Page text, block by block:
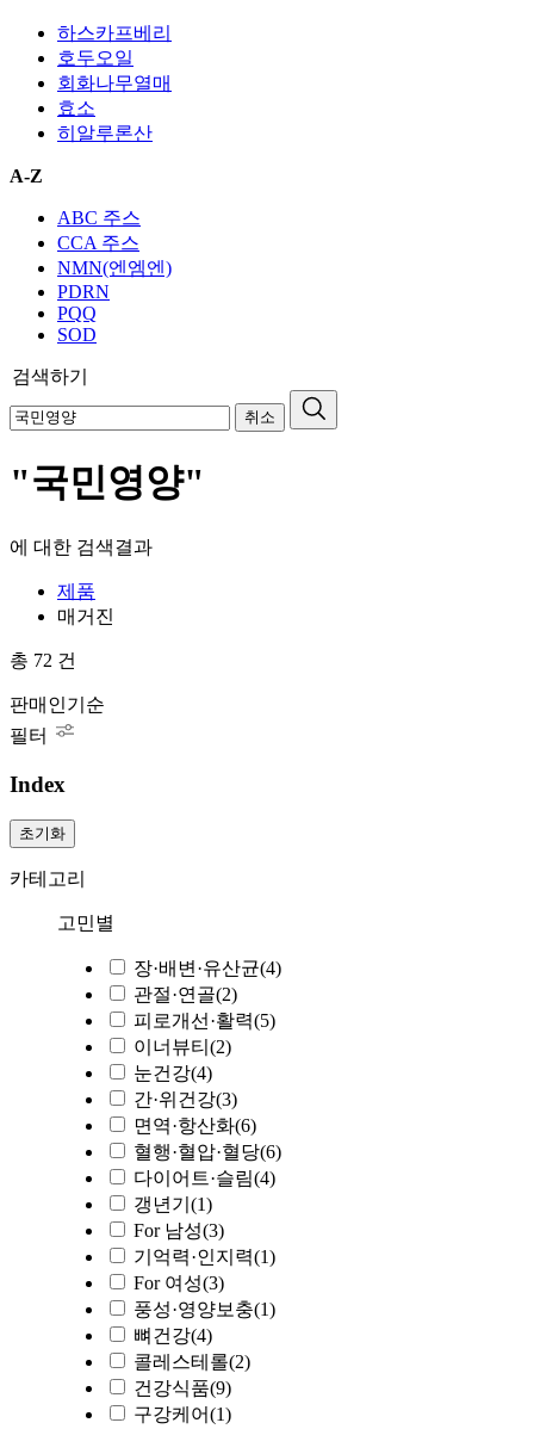
하스카프베리
호두오일
회화나무열매
효소
히알루론산
A-Z
ABC 주스
CCA 주스
NMN(엔엠엔)
PDRN
PQQ
SOD
검색하기
취소
"국민영양"
에 대한 검색결과
제품
매거진
총 72 건
판매인기순
필터
Index
초기화
카테고리
고민별
장·배변·유산균(4)
관절·연골(2)
피로개선·활력(5)
이너뷰티 (2)
눈건강(4)
간·위건강(3)
면역·항산화(6)
혈행·혈압·혈당(6)
다이어트·슬림(4)
갱년기 (1)
For 남성(3)
기억력·인지력(1)
For 여성(3)
풍성·영양보충(1)
뼈건강(4)
콜레스테롤(2)
건강식품(9)
구강케어(1)